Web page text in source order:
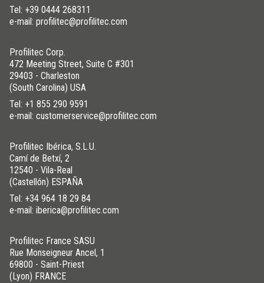
Tel: +39 0444 268311
e-mail: profilitec@profilitec.com
Profilitec Corp.
472 Meeting Street, Suite C #301
29403 - Charleston
(South Carolina) USA
Tel: +1 855 290 9591
e-mail: customerservice@profilitec.com
Profilitec Ibérica, S.L.U.
Camí de Betxí, 2
12540 - Vila-Real
(Castellón) ESPAÑA
Tel: +34 964 18 29 84
e-mail: iberica@profilitec.com
Profilitec France SASU
Rue Monseigneur Ancel, 1
69800 - Saint-Priest
(Lyon) FRANCE